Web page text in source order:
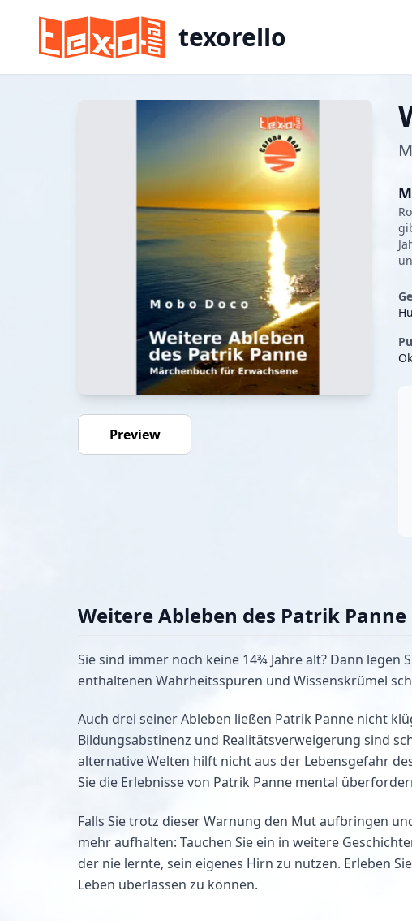
texorello
Preview
Weitere Ableben des Patrik Panne
Sie sind immer noch keine 14¾ Jahre alt? Dann
enthaltenen Wahrheitsspuren und Wissenskrümel
Auch drei seiner Ableben ließen Patrik Panne nicht
Bildungsabstinenz und Realitätsverweigerung sind
alternative Welten hilft nicht aus der Lebensgefahr
Sie die Erlebnisse von Patrik Panne mental
Falls Sie trotz dieser Warnung den Mut aufbringen
mehr aufhalten: Tauchen Sie ein in weitere
der nie lernte, sein eigenes Hirn zu nutzen. Erleben
Leben überlassen zu können.